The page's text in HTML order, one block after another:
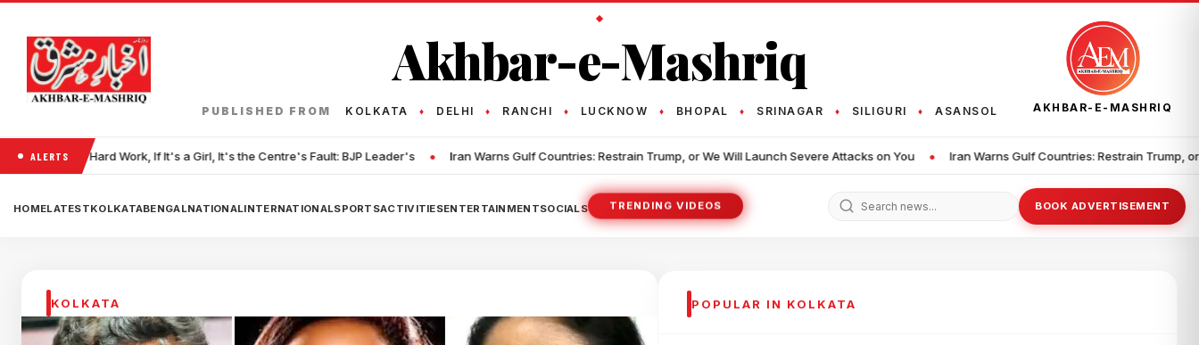
Akhbar-e-Mashriq
PUBLISHED FROM KOLKATA ♦ DELHI ♦ RANCHI ♦ LUCKNOW ♦ BHOPAL ♦ SRINAGAR ♦ SILIGURI ♦ ASANSOL AKHBAR-E-MASHRIQ
ALERTS
a Girl, It's the Centre's Fault: BJP Leader's • Iran Warns Gulf Countries: Restrain Trump, or We Will Launch Severe Attacks on You • Iran Warns Gulf Countries: Restrain Trump, or We Will Launch Severe
HOMELATESTKOLKATABENGALNATIONALINTERNATIONALSPORTSACTIVITIESENTERTAINMENTSOCIALS TRENDING VIDEOS BOOK ADVERTISEMENT
KOLKATA POPULAR IN KOLKATA